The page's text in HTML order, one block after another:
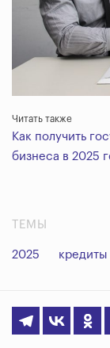
Читать также
Как получить
бизнеса в 2025
ТЕМЫ
2025 кредиты